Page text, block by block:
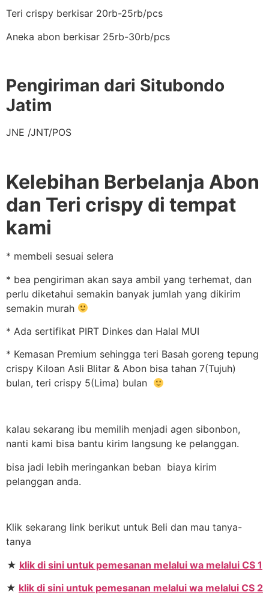
Teri crispy berkisar 20rb-25rb/pcs
Aneka abon berkisar 25rb-30rb/pcs
Pengiriman dari Situbondo
Jatim
JNE /JNT/POS
Kelebihan Berbelanja Abon
dan Teri crispy di tempat
kami
* membeli sesuai selera
* bea pengiriman akan saya ambil yang terhemat, dan
perlu diketahui semakin banyak jumlah yang dikirim
semakin murah
* Ada sertifikat PIRT Dinkes dan Halal MUI
* Kemasan Premium sehingga teri Basah goreng tepung
crispy Kiloan Asli Blitar & Abon bisa tahan 7(Tujuh)
bulan, teri crispy 5(Lima) bulan
kalau sekarang ibu memilih menjadi agen sibonbon,
nanti kami bisa bantu kirim langsung ke pelanggan.
bisa jadi lebih meringankan beban biaya kirim
pelanggan anda.
Klik sekarang link berikut untuk Beli dan mau tanya-
tanya
★ klik di sini untuk pemesanan melalui wa melalui CS 1
★ klik di sini untuk pemesanan melalui wa melalui CS 2